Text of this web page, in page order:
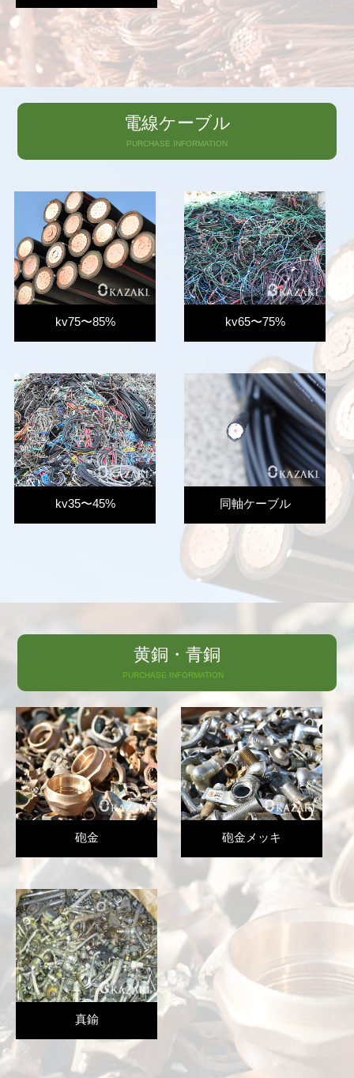
電線ケーブル
PURCHASE INFORMATION
kv75〜85% kv65〜75%
kv35〜45% 同軸ケーブル
黄銅・青銅
PURCHASE INFORMATION
砲金 砲金メッキ
真鍮